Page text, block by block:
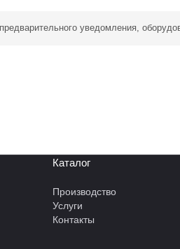
уведомления,
Каталог
Производство
Услуги
Контакты